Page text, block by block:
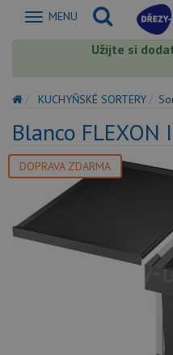
Zobrazit
MENU
Užijte si
KUCHYŇSKÉ SORTERY
Blanco
DOPRAVA ZDARMA